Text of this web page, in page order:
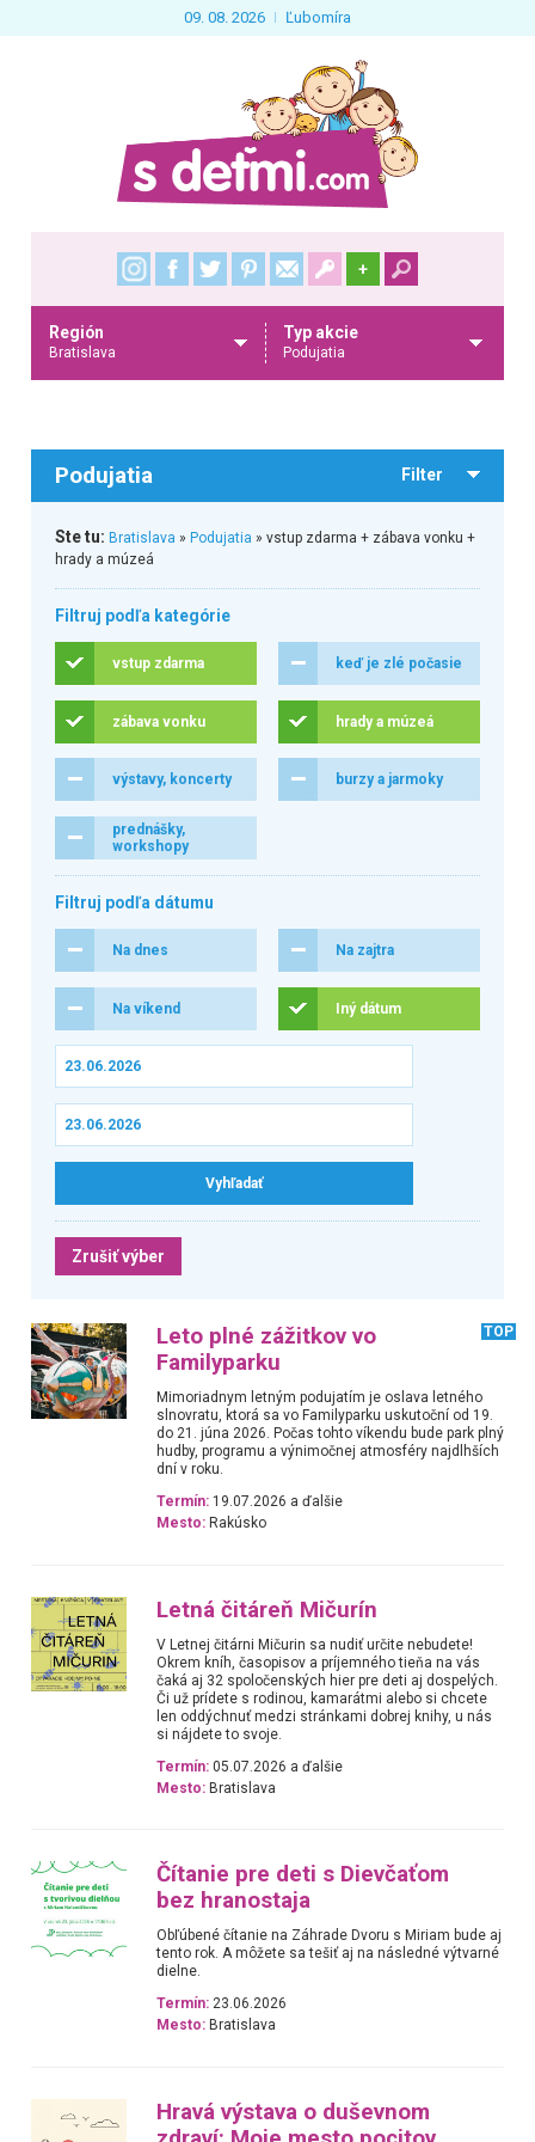
09. 08. 2026 Ľubomíra
+
Región
Bratislava
Typ akcie
Podujatia
Podujatia Filter
Ste tu: Bratislava » Podujatia » vstup zdarma + zábava vonku +
hrady a múzeá
Filtruj podľa kategórie
vstup zdarma keď je zlé počasie
zábava vonku hrady a múzeá
výstavy, koncerty burzy a jarmoky
prednášky,
workshopy
Filtruj podľa dátumu
Na dnes Na zajtra
Na víkend Iný dátum
Zrušiť výber
Leto plné zážitkov vo
Familyparku
TOP
Mimoriadnym letným podujatím je oslava letného
slnovratu, ktorá sa vo Familyparku uskutoční od 19.
do 21. júna 2026. Počas tohto víkendu bude park plný
hudby, programu a výnimočnej atmosféry najdlhších
dní v roku.
Termín: 19.07.2026 a ďalšie
Mesto: Rakúsko
Letná čitáreň Mičurín
V Letnej čitárni Mičurin sa nudiť určite nebudete!
Okrem kníh, časopisov a príjemného tieňa na vás
čaká aj 32 spoločenských hier pre deti aj dospelých.
Či už prídete s rodinou, kamarátmi alebo si chcete
len oddýchnuť medzi stránkami dobrej knihy, u nás
si nájdete to svoje.
Termín: 05.07.2026 a ďalšie
Mesto: Bratislava
Čítanie pre deti s Dievčaťom
bez hranostaja
Obľúbené čítanie na Záhrade Dvoru s Miriam bude aj
tento rok. A môžete sa tešiť aj na následné výtvarné
dielne.
Termín: 23.06.2026
Mesto: Bratislava
Hravá výstava o duševnom